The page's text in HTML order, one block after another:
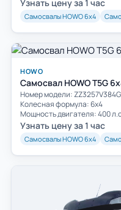
Узнать цену за 1 час
Самосвалы HOWO 6х4
HOWO
Самосвал HOWO T5G
Номер модели:
Колесная формула: 6х4
Мощность двигателя: 400
Узнать цену за 1 час
Самосвалы HOWO 6х4